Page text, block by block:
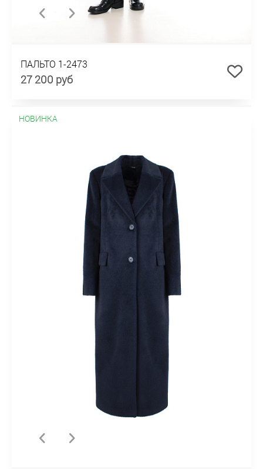
ПАЛЬТО 1-2473
27 200 руб
НОВИНКА